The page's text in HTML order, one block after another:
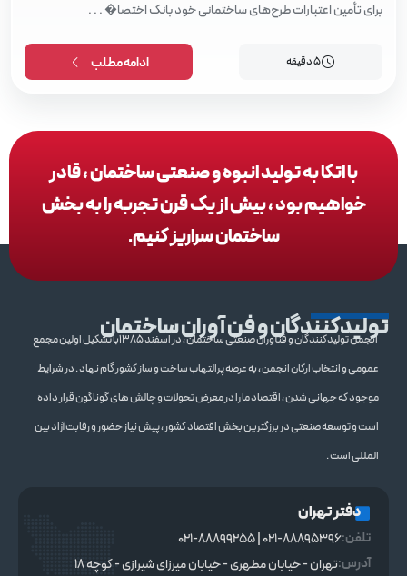
برای تأمین اعتبارات طرح‌های ساختمانی خود بانک اختصا� . . .
5 دقیقه ادامه مطلب
با اتکا به تولید انبوه و صنعتی ساختمان ، قادر
خواهیم بود ، بیش از یک قرن تجربه را به بخش
ساختمان سراریز کنیم.
تولیدکنندگان و فن آوران ساختمانانجمن تولیدکنندگان و فنآوران صنعتی ساختمان ، در اسفند 1385با تشکیل اولین مجمع
عمومی و انتخاب ارکان انجمن ، به عرصه پرالتهاب ساخت و ساز کشور گام نهاد . در شرایط
موجود که جهانی شدن ، اقتصاد ما را در معرض تحولات و چالش های گوناگون قرار داده
است و توسعه صنعتی در برزگترین بخش اقتصاد کشور ، پیش نیاز حضور و رقابت آزاد بین
المللی است .
دفتر تهران
تلفن:021-88895396 | 021-88899255
آدرس:
تهران - خیابان مطهری - خیابان میرزای شیرازی - کوچه ۱۸